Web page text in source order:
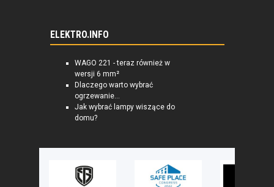
ELEKTRO.INFO
WAGO 221 - teraz również w
wersji 6 mm²
Dlaczego warto wybrać
ogrzewanie...
Jak wybrać lampy wiszące do
domu?